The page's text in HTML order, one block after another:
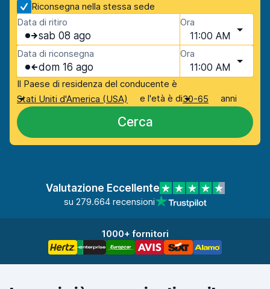
Riconsegna nella stessa sede
Data di ritiro
sab 08 ago
Ora
11:00 AM
Data di riconsegna
dom 16 ago
Ora
11:00 AM
Il Paese di residenza del conducente è
Stati Uniti d'America (USA)
e l'età è di30-65 anni
Cerca
Valutazione Eccellente
su 279.664 recensioni
1000+ fornitori